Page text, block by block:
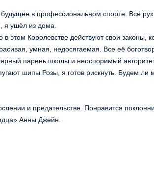
я ушёл из дома.
умная, недосягаемая. Все её
парень школы и неоспоримый
шипы Розы, я готов рискнуть. Будем ли
Анны Джейн.